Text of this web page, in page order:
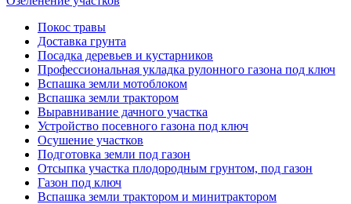
Покос травы
Доставка грунта
Посадка деревьев и кустарников
Профессиональная укладка рулонного газона под ключ
Вспашка земли мотоблоком
Вспашка земли трактором
Выравнивание дачного участка
Устройство посевного газона под ключ
Осушение участков
Подготовка земли под газон
Отсыпка участка плодородным грунтом, под газон
Газон под ключ
Вспашка земли трактором и минитрактором